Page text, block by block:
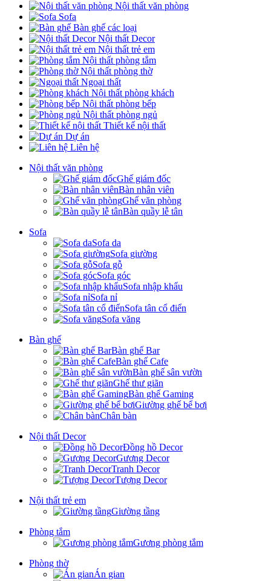
Nội thất văn phòng
Sofa
Bàn ghế các loại
Nội thất Decor
Nội thất trẻ em
Nội thất phòng tắm
Nội thất phòng thờ
Ngoại thất
Nội thất phòng khách
Nội thất phòng bếp
Nội thất phòng ngủ
Thiết kế nội thất
Dự án
Liên hệ
Nội thất văn phòng
Ghế giám đốc
Bàn nhân viên
Ghế văn phòng
Bàn quầy lễ tân
Sofa
Sofa da
Sofa giường
Sofa gỗ
Sofa góc
Sofa nhập khẩu
Sofa nỉ
Sofa tân cổ điển
Sofa văng
Bàn ghế
Bàn ghế Bar
Bàn ghế Cafe
Bàn ghế sân vườn
Ghế thư giãn
Bàn ghế Gaming
Giường ghế bể bơi
Chân bàn
Nội thất Decor
Đồng hồ Decor
Gương Decor
Tranh Decor
Tượng Decor
Nội thất trẻ em
Giường tầng
Phòng tắm
Gương phòng tắm
Phòng thờ
Án gian